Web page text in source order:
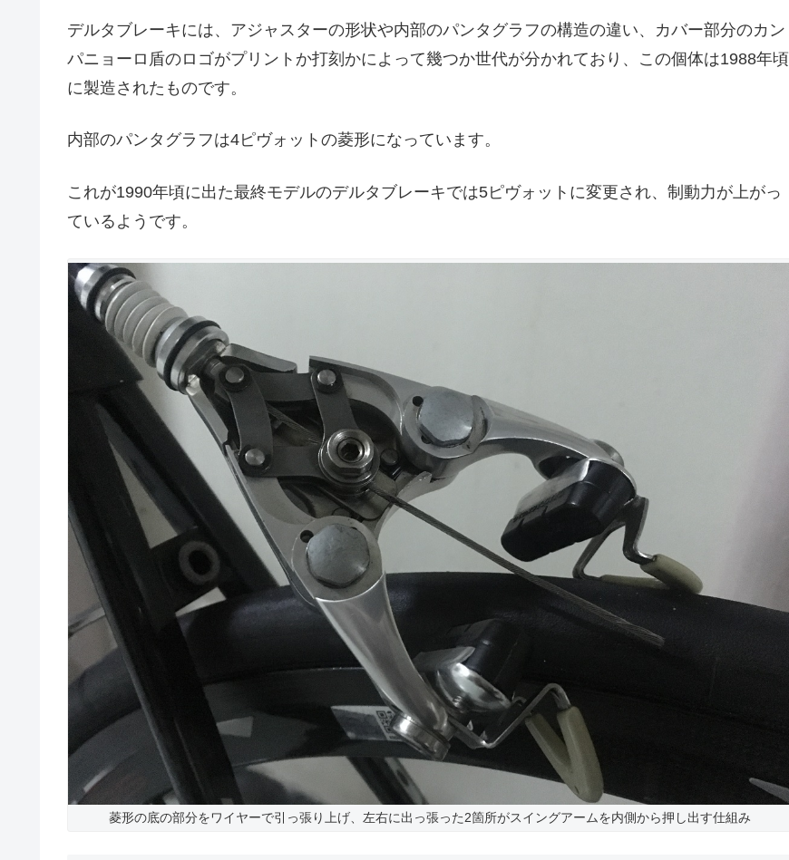
デルタブレーキには、アジャスターの形状や内部のパンタグラフの構造の違い、カバー部分のカン
パニョーロ盾のロゴがプリントか打刻かによって幾つか世代が分かれており、この個体は1988年頃
に製造されたものです。
内部のパンタグラフは4ピヴォットの菱形になっています。
これが1990年頃に出た最終モデルのデルタブレーキでは5ピヴォットに変更され、制動力が上がっ
ているようです。
菱形の底の部分をワイヤーで引っ張り上げ、左右に出っ張った2箇所がスイングアームを内側から押し出す仕組み